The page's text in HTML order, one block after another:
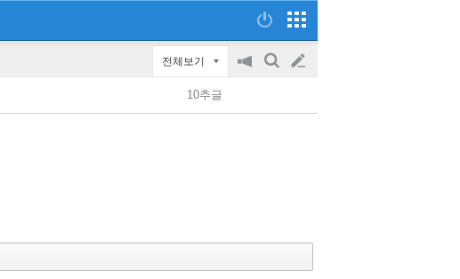
전체보기
공
on/off
검
글
쓰
10추글